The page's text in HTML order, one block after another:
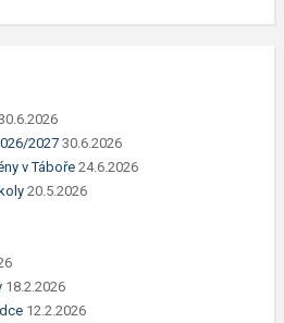
2027 30.6.2026
v Táboře 24.6.2026
20.5.2026
18.2.2026
12.2.2026